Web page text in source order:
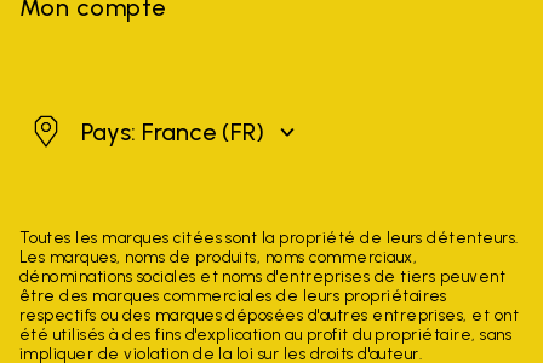
Mon compte
FrancePays: France (FR)
Toutes les marques citées sont la propriété de leurs détenteurs.
Les marques, noms de produits, noms commerciaux,
dénominations sociales et noms d'entreprises de tiers peuvent
être des marques commerciales de leurs propriétaires
respectifs ou des marques déposées d'autres entreprises, et ont
été utilisés à des fins d'explication au profit du propriétaire, sans
impliquer de violation de la loi sur les droits d'auteur.